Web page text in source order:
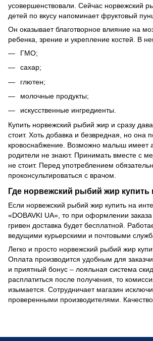
усовершенствовали. Сейчас норвежский
детей по вкусу напоминает фруктовый
Он оказывает благотворное влияние на
ребенка, зрение и укрепление костей. В
ГМО;
сахар;
глютен;
молочные продукты;
искусственные ингредиенты.
Купить норвежский рыбий жир и сразу
стоит. Хоть добавка и безвредная, но она
кровоснабжение. Возможно малыш имеет
родители не знают. Принимать вместе с
не стоит. Перед употреблением
проконсультироваться с врачом.
Где норвежский рыбий жир купить
Если норвежский рыбий жир купить на
«DOBAVKI UA», то при оформлении
гривен доставка будет бесплатной.
ведущими курьерскими и почтовыми
Легко и просто норвежский рыбий жир
Оплата производится удобным для
и приятный бонус – лояльная система
расплатиться после получения, то
изымается. Сотрудничает магазин
проверенными производителями.